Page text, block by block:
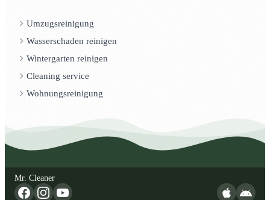
Umzugsreinigung
Wasserschaden reinigen
Wintergarten reinigen
Cleaning service
Wohnungsreinigung
Mr. Cleaner